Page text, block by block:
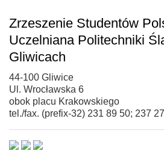
Zrzeszenie Studentów
Uczelniana Politechniki
Gliwicach
44-100 Gliwice
Ul. Wrocławska 6
obok placu Krakowskiego
tel./fax. (prefix-32) 231 89 50; 237